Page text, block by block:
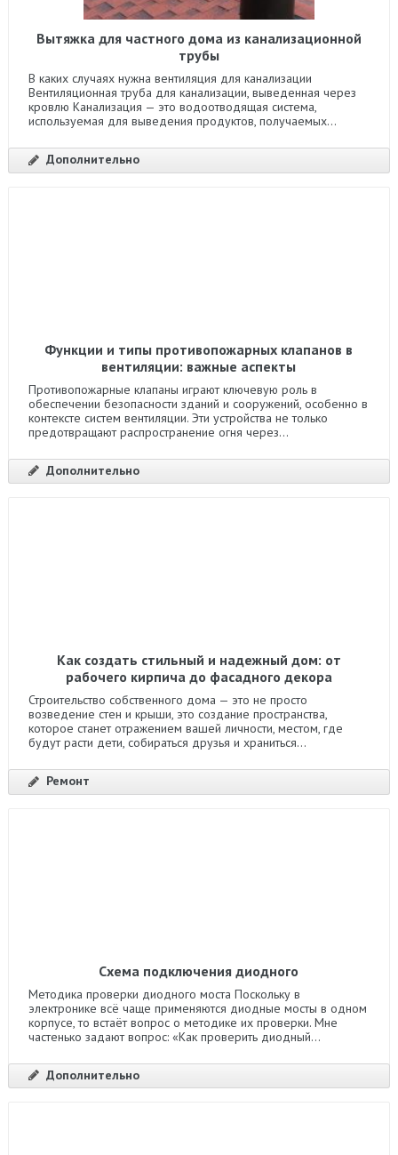
Вытяжка для частного дома из канализационной
трубы
В каких случаях нужна вентиляция для канализации
Вентиляционная труба для канализации, выведенная через
кровлю Канализация — это водоотводящая система,
используемая для выведения продуктов, получаемых...
Дополнительно
Функции и типы противопожарных клапанов в
вентиляции: важные аспекты
Противопожарные клапаны играют ключевую роль в
обеспечении безопасности зданий и сооружений, особенно в
контексте систем вентиляции. Эти устройства не только
предотвращают распространение огня через...
Дополнительно
Как создать стильный и надежный дом: от
рабочего кирпича до фасадного декора
Строительство собственного дома — это не просто
возведение стен и крыши, это создание пространства,
которое станет отражением вашей личности, местом, где
будут расти дети, собираться друзья и храниться...
Ремонт
Схема подключения диодного
Методика проверки диодного моста Поскольку в
электронике всё чаще применяются диодные мосты в одном
корпусе, то встаёт вопрос о методике их проверки. Мне
частенько задают вопрос: «Как проверить диодный...
Дополнительно